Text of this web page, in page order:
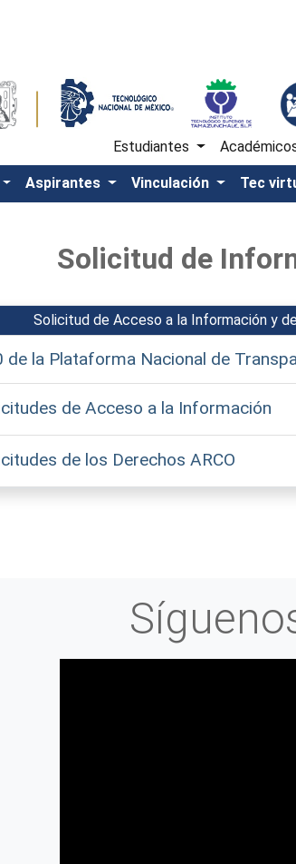
Estudiantes
Aspirantes Vinculación Tec
Solicitud de
Solicitud de Acceso a la Información y
de la Plataforma Nacional de
de Acceso a la Información
de los Derechos ARCO